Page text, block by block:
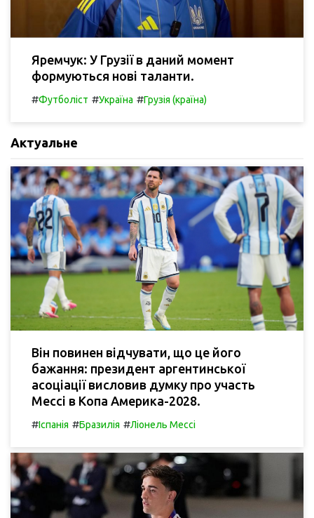
Яремчук: У Грузії в даний момент
формуються нові таланти.
#Футболіст #Україна #Грузія (країна)
Актуальне
Він повинен відчувати, що це його
бажання: президент аргентинської
асоціації висловив думку про участь
Мессі в Копа Америка-2028.
#Іспанія #Бразилія #Ліонель Мессі